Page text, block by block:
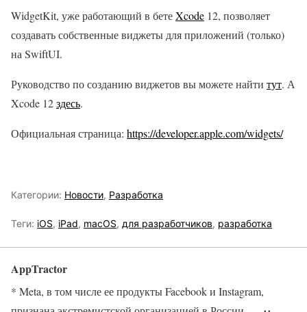
WidgetKit, уже работающий в бетеXcode 12, позволяет
создавать собственные виджеты для приложений (только)
на SwiftUI.
Руководство по созданию виджетов вы можете найти тут. А
Xcode 12здесь.
Официальная страница: https://developer.apple.com/widgets/
Категории: Новости, Разработка
Теги: iOS, iPad, macOS, для разработчиков, разработка
AppTractor
* Meta, в том числе ее продукты Facebook и Instagram,